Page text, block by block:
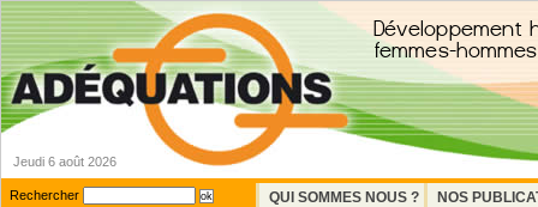
Jeudi 6 août 2026
Rechercher QUI SOMMES NOUS ?
NOS